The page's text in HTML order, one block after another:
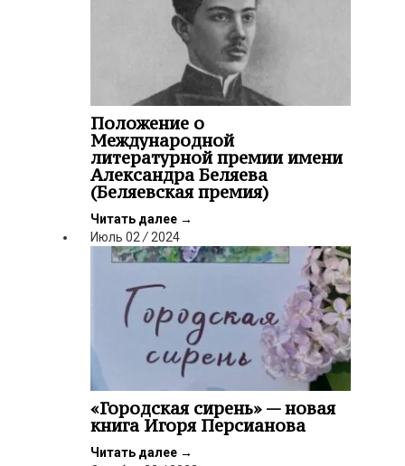
Положение о
Международной
литературной премии имени
Александра Беляева
(Беляевская премия)
Читать далее →
Июль 02 / 2024
«Городская сирень» — новая
книга Игоря Персианова
Читать далее →